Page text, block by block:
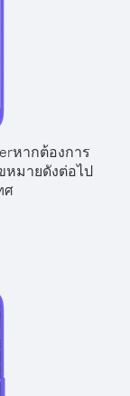
หากต้องการ
หมายดังต่อไป
ศ